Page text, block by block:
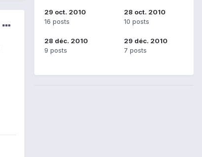
29 oct. 2010
16 posts
28 oct. 2010
10 posts
28 déc. 2010
9 posts
29 déc. 2010
7 posts